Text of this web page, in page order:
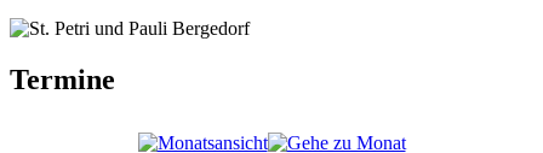
Termine